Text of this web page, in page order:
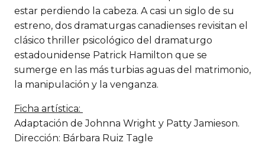
estar perdiendo la cabeza. A casi un siglo de su
estreno, dos dramaturgas canadienses revisitan el
clásico thriller psicológico del dramaturgo
estadounidense Patrick Hamilton que se
sumerge en las más turbias aguas del matrimonio,
la manipulación y la venganza.
Ficha artística:
Adaptación de Johnna Wright y Patty Jamieson.
Dirección: Bárbara Ruiz Tagle